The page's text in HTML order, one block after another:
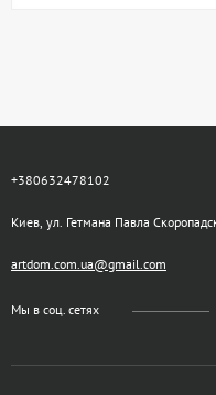
+380632478102
Киев, ул. Гетмана Павла
artdom.com.ua@gmail.com
Мы в соц. сетях